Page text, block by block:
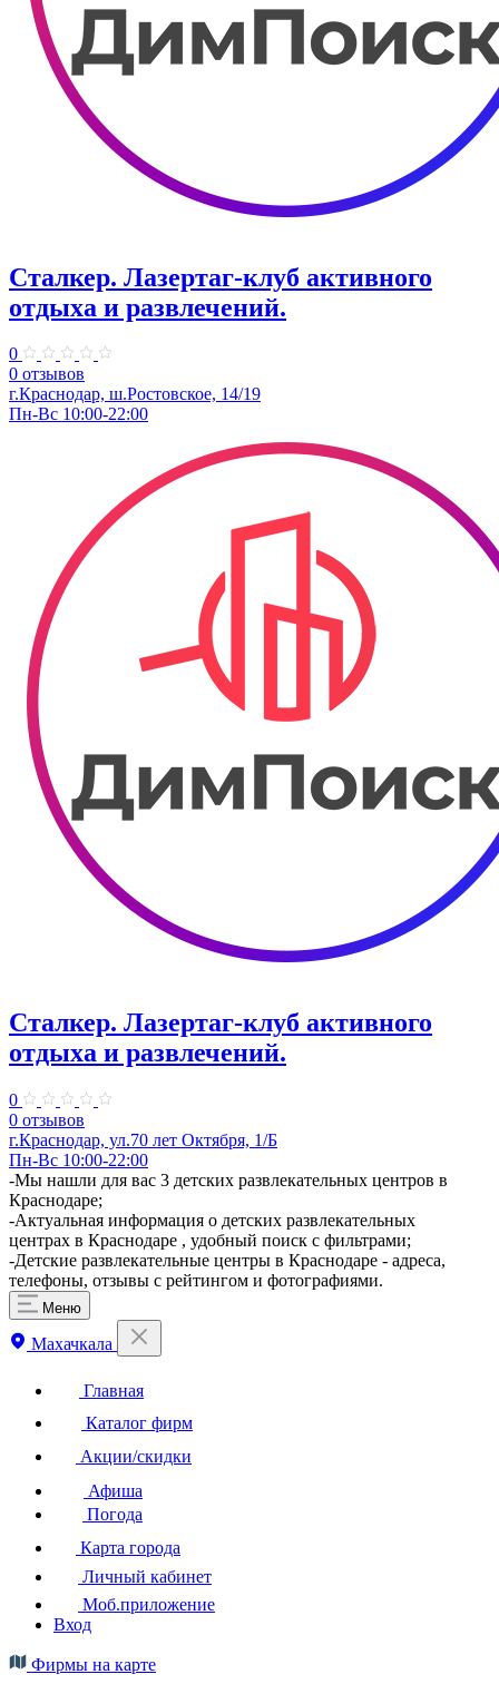
Сталкер. ​Лазертаг-клуб активного
отдыха и развлечений.
0
0 отзывов
​г.Краснодар, ш.Ростовское, 14/19
Пн-Вс 10:00-22:00
Сталкер. ​Лазертаг-клуб активного
отдыха и развлечений.
0
0 отзывов
г.Краснодар, ул.70 лет Октября, 1/Б
Пн-Вс 10:00-22:00
-Мы нашли для вас 3 детских развлекательных центров в
Краснодаре;
-Актуальная информация о детских развлекательных
центрах в Краснодаре , удобный поиск с фильтрами;
-Детские развлекательные центры в Краснодаре - адреса,
телефоны, отзывы с рейтингом и фотографиями.
Меню
Махачкала
Главная
Каталог фирм
Акции/скидки
Афиша
Погода
Карта города
Личный кабинет
Моб.приложение
Вход
Фирмы на карте